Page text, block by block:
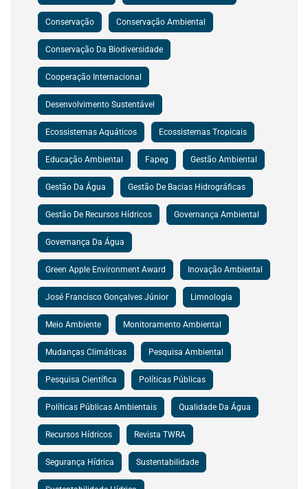
Conservação Conservação Ambiental
Conservação Da Biodiversidade
Cooperação Internacional
Desenvolvimento Sustentável
Ecossistemas Aquáticos Ecossistemas Tropicais
Educação Ambiental Fapeg Gestão Ambiental
Gestão Da Água Gestão De Bacias Hidrográficas
Gestão De Recursos Hídricos Governança Ambiental
Governança Da Água
Green Apple Environment Award Inovação Ambiental
José Francisco Gonçalves Júnior Limnologia
Meio Ambiente Monitoramento Ambiental
Mudanças Climáticas Pesquisa Ambiental
Pesquisa Científica Políticas Públicas
Políticas Públicas Ambientais Qualidade Da Água
Recursos Hídricos Revista TWRA
Segurança Hídrica Sustentabilidade